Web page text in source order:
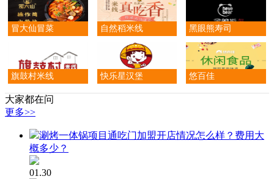
冒大仙冒菜 自然稻米线 黑眼熊寿司
旗鼓村米线 快乐星汉堡 悠百佳
大家都在问
更多>>
涮烤一体锅项目通吃门加盟开店情况怎么样？费用大
概多少？
01.30